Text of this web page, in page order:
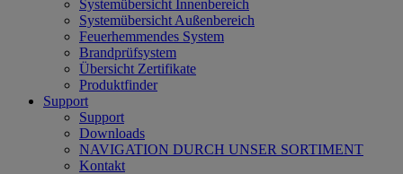
Systemübersicht Innenbereich
Systemübersicht Außenbereich
Feuerhemmendes System
Brandprüfsystem
Übersicht Zertifikate
Produktfinder
Support
Support
Downloads
NAVIGATION DURCH UNSER SORTIMENT
Kontakt